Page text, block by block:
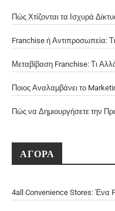
Πώς Χτίζονται τα Ισχυρά
Franchise ή Αντιπροσωπεία:
Μεταβίβαση Franchise: Τι
Ποιος Αναλαμβάνει το
Πώς να Δημιουργήσετε την
ΑΓΟΡΑ
4all Convenience Stores: Ένα